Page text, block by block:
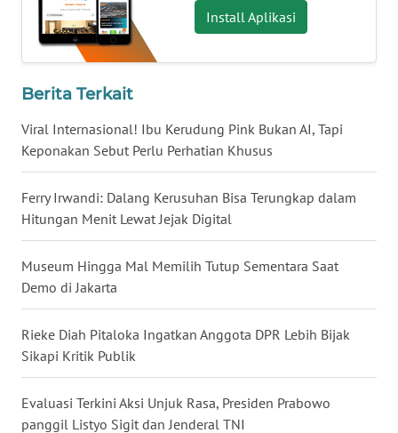
Install Aplikasi
Berita Terkait
Viral Internasional! Ibu Kerudung Pink Bukan AI, Tapi
Keponakan Sebut Perlu Perhatian Khusus
Ferry Irwandi: Dalang Kerusuhan Bisa Terungkap dalam
Hitungan Menit Lewat Jejak Digital
Museum Hingga Mal Memilih Tutup Sementara Saat
Demo di Jakarta
Rieke Diah Pitaloka Ingatkan Anggota DPR Lebih Bijak
Sikapi Kritik Publik
Evaluasi Terkini Aksi Unjuk Rasa, Presiden Prabowo
panggil Listyo Sigit dan Jenderal TNI
SULBAR
WN
WN
SUMBAR
WN
SUMSEL
BENGKULU
LAMPUNG
JATENG